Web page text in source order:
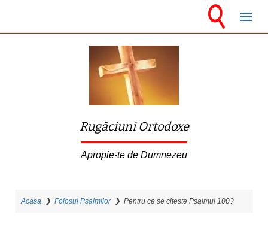
Rugăciuni Ortodoxe
Apropie-te de Dumnezeu
Acasa ❯ Folosul Psalmilor❯ Pentru ce se citește Psalmul 100?